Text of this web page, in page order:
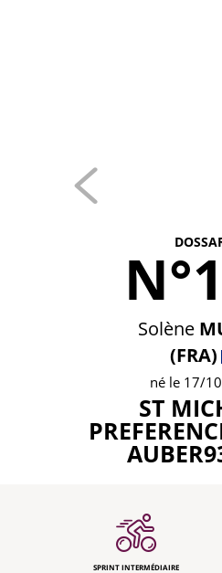
Solène
(FRA)
né le 17/
ST
SPRINT INTERMÉDIAIRE